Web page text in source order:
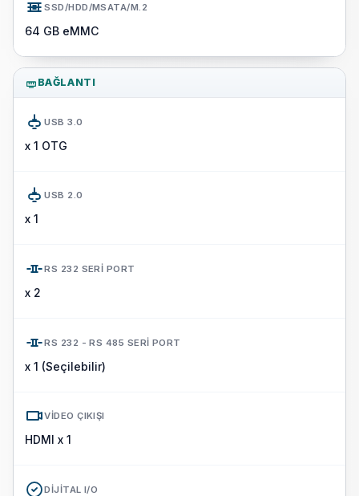
SSD/HDD/MSATA/M.2
64 GB eMMC
BAĞLANTI
USB 3.0
x 1 OTG
USB 2.0
x 1
RS 232 SERI PORT
x 2
RS 232 - RS 485 SERI PORT
x 1 (Seçilebilir)
VIDEO ÇIKIŞI
HDMI x 1
DIJITAL I/O